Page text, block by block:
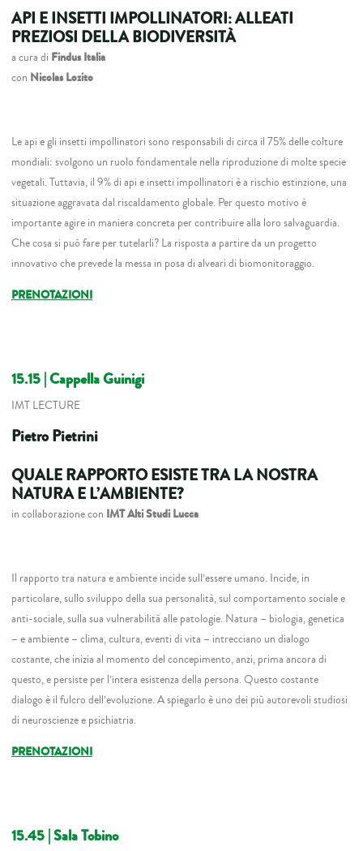
API E INSETTI IMPOLLINATORI: ALLEATI
PREZIOSI DELLA BIODIVERSITÀ
a cura di Findus Italia
con Nicolas Lozito
Le api e gli insetti impollinatori sono responsabili di circa il 75% delle colture
mondiali: svolgono un ruolo fondamentale nella riproduzione di molte specie
vegetali. Tuttavia, il 9% di api e insetti impollinatori è a rischio estinzione, una
situazione aggravata dal riscaldamento globale. Per questo motivo è
importante agire in maniera concreta per contribuire alla loro salvaguardia.
Che cosa si può fare per tutelarli? La risposta a partire da un progetto
innovativo che prevede la messa in posa di alveari di biomonitoraggio.
PRENOTAZIONI
15.15 | Cappella Guinigi
IMT LECTURE
Pietro Pietrini
QUALE RAPPORTO ESISTE TRA LA NOSTRA
NATURA E L’AMBIENTE?
in collaborazione con IMT Alti Studi Lucca
Il rapporto tra natura e ambiente incide sull’essere umano. Incide, in
particolare, sullo sviluppo della sua personalità, sul comportamento sociale e
anti-sociale, sulla sua vulnerabilità alle patologie. Natura – biologia, genetica
– e ambiente – clima, cultura, eventi di vita – intrecciano un dialogo
costante, che inizia al momento del concepimento, anzi, prima ancora di
questo, e persiste per l’intera esistenza della persona. Questo costante
dialogo è il fulcro dell’evoluzione. A spiegarlo è uno dei più autorevoli studiosi
di neuroscienze e psichiatria.
PRENOTAZIONI
15.45| Sala Tobino